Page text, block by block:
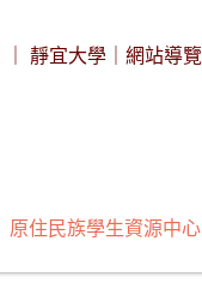
靜宜大學 網站導覽
原住民族學生資源中心